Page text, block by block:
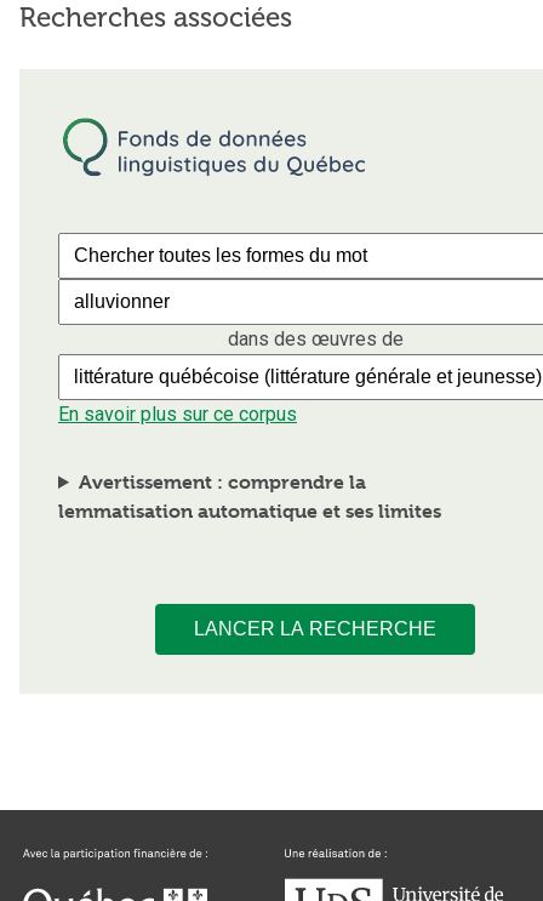
Recherches associées
dans des œuvres de
En savoir plus sur ce corpus
Avertissement : comprendre la
lemmatisation automatique et ses limites
LANCER LA RECHERCHE